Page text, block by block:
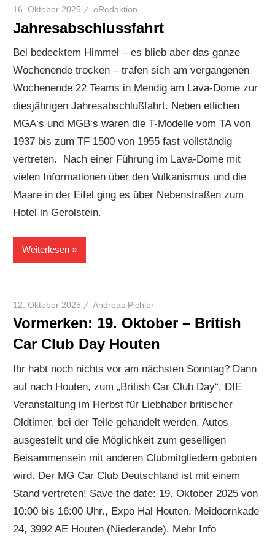
16. Oktober 2025 eRedaktion
Jahresabschlussfahrt
Bei bedecktem Himmel – es blieb aber das ganze
Wochenende trocken – trafen sich am vergangenen
Wochenende 22 Teams in Mendig am Lava-Dome zur
diesjährigen Jahresabschlußfahrt. Neben etlichen
MGA‘s und MGB‘s waren die T-Modelle vom TA von
1937 bis zum TF 1500 von 1955 fast vollständig
vertreten. Nach einer Führung im Lava-Dome mit
vielen Informationen über den Vulkanismus und die
Maare in der Eifel ging es über Nebenstraßen zum
Hotel in Gerolstein.
Weiterlesen
12. Oktober 2025 Andreas Pichler
Vormerken: 19. Oktober – British
Car Club Day Houten
Ihr habt noch nichts vor am nächsten Sonntag? Dann
auf nach Houten, zum „British Car Club Day“. DIE
Veranstaltung im Herbst für Liebhaber britischer
Oldtimer, bei der Teile gehandelt werden, Autos
ausgestellt und die Möglichkeit zum geselligen
Beisammensein mit anderen Clubmitgliedern geboten
wird. Der MG Car Club Deutschland ist mit einem
Stand vertreten! Save the date: 19. Oktober 2025 von
10:00 bis 16:00 Uhr., Expo Hal Houten, Meidoornkade
24, 3992 AE Houten (Niederande). Mehr Info